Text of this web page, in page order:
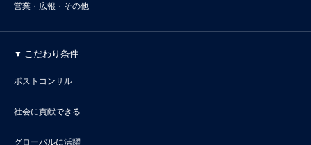
営業・広報・その他
こだわり条件
ポストコンサル
社会に貢献できる
グローバルに活躍